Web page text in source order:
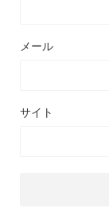
メール
サイト